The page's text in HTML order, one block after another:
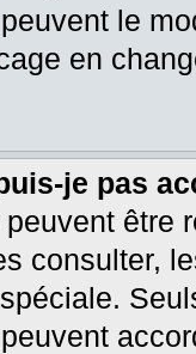
le
en
je pas
être
consulter,